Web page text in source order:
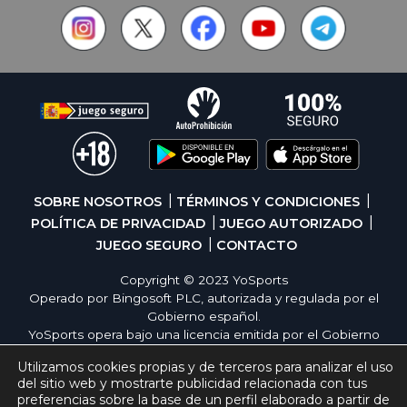
SOBRE NOSOTROS
TÉRMINOS Y CONDICIONES
POLÍTICA DE PRIVACIDAD
JUEGO AUTORIZADO
JUEGO SEGURO
CONTACTO
Copyright © 2023 YoSports
Operado por Bingosoft PLC, autorizada y regulada por el
Gobierno español.
YoSports opera bajo una licencia emitida por el Gobierno
seguridad y responsabilidad en los juegos online. El juego
es una forma de entretenimiento cuya finalidad es ofrecer
Utilizamos cookies propias y de terceros para analizar el uso
del sitio web y mostrarte publicidad relacionada con tus
preferencias sobre la base de un perfil elaborado a partir de